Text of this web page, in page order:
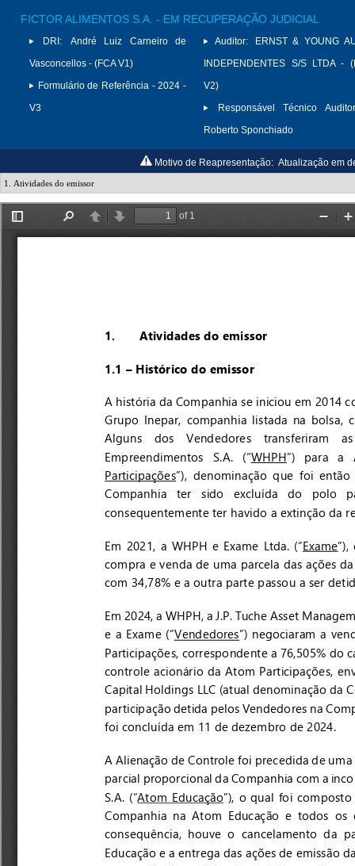
FICTOR ALIMENTOS S.A. - EM RECUPERAÇÃO JUDICIAL
DRI:
André Luiz Carneiro de
Vasconcellos - (FCA V1)
Formulário de Referência - 2024 -
V3
Auditor:
ERNST & YOUNG
INDEPENDENTES S/S LTDA -
V2)
Responsável Técnico
Roberto Sponchiado
Motivo de Reapresentação: Atualização em